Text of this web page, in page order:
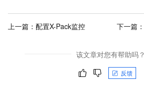
上一篇： 配置X-Pack监控 下一篇：
该文章对您有帮助吗？
反馈